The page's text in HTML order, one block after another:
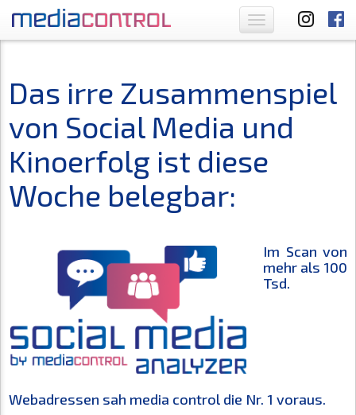
Toggle
navigation
Das irre Zusammenspiel
von Social Media und
Kinoerfolg ist diese
Woche belegbar:
Im Scan von
mehr als 100
Tsd.
Webadressen sah media control die Nr. 1 voraus.